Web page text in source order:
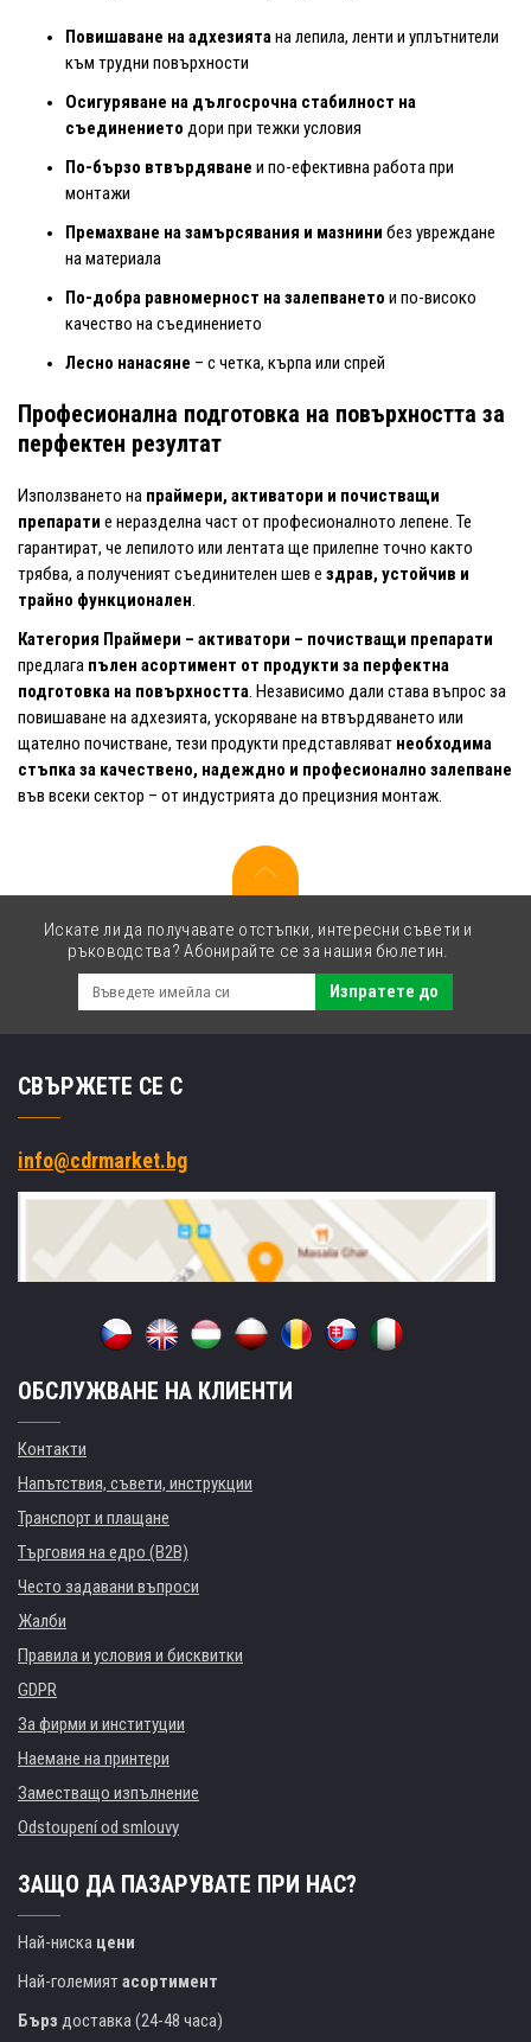
Повишаване на адхезиятана лепила, ленти и уплътнители
към трудни повърхности
Осигуряване на дългосрочна стабилност на
съединението дори при тежки условия
По-бързо втвърдяване и по-ефективна работа при
монтажи
Премахване на замърсявания и мазнини без увреждане
на материала
По-добра равномерност на залепването и по-високо
качество на съединението
Лесно нанасяне – с четка, кърпа или спрей
Професионална подготовка на повърхността за
перфектен резултат
Използването на праймери, активатори и почистващи
препарати е неразделна част от професионалното лепене. Те
гарантират, че лепилото или лентата ще прилепне точно както
трябва, а полученият съединителен шев е здрав, устойчив и
трайно функционален.
Категория Праймери – активатори – почистващи препарати
предлага пълен асортимент от продукти за перфектна
подготовка на повърхността. Независимо дали става въпрос за
повишаване на адхезията, ускоряване на втвърдяването или
щателно почистване, тези продукти представляват необходима
стъпка за качествено, надеждно и професионално залепване
във всеки сектор – от индустрията до прецизния монтаж.
Искате ли да получавате отстъпки, интересни съвети и
ръководства? Абонирайте се за нашия бюлетин.
Изпратете до
СВЪРЖЕТЕ СЕ С
info@cdrmarket.bg
ОБСЛУЖВАНЕ НА КЛИЕНТИ
Контакти
Напътствия, съвети, инструкции
Транспорт и плащане
Търговия на едро (B2B)
Често задавани въпроси
Жалби
Правила и условия и бисквитки
GDPR
За фирми и институции
Наемане на принтери
Заместващо изпълнение
Odstoupení od smlouvy
ЗАЩО ДА ПАЗАРУВАТЕ ПРИ НАС?
Най-ниска цени
Най-големиятасортимент
Бърз доставка (24-48 часа)